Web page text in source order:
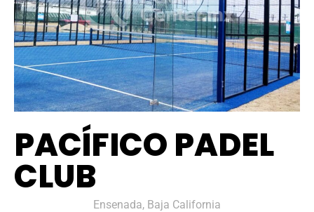
PACÍFICO PADEL
CLUB
Ensenada, Baja California